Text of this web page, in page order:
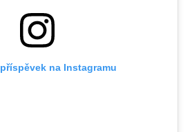
na Instagramu